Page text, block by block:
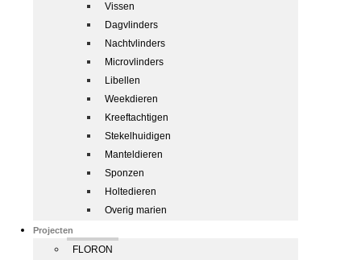
Vissen
Dagvlinders
Nachtvlinders
Microvlinders
Libellen
Weekdieren
Kreeftachtigen
Stekelhuidigen
Manteldieren
Sponzen
Holtedieren
Overig marien
Projecten
FLORON